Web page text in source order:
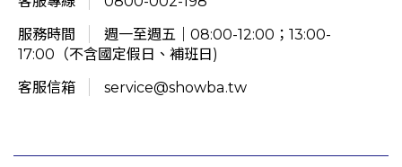
服務時間
週一至週五｜08:00-12:00；13:00-
17:00（不含國定假日、補班日)
客服信箱
service@showba.tw